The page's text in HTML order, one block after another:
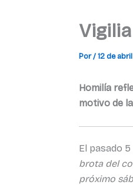
Por/12 de
Homilía
motivo de
El pasado
brota del
próximo